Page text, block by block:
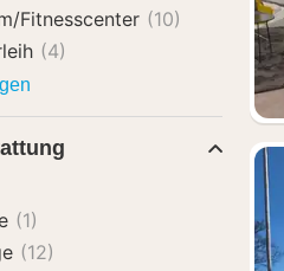
Fitnesscenter (10)
(4)
(1)
(12)